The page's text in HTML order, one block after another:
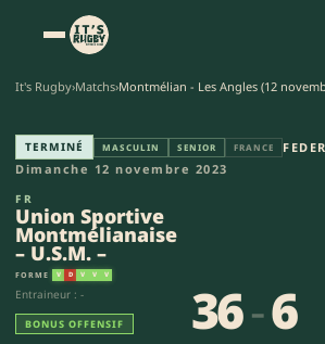
It's Rugby›Matchs›Montmélian - Les Angles (12
Union Sportive
TERMINÉ MASCULIN SENIOR FRANCE
Dimanche 12 novembre 2023
FR
Union Sportive
Montmélianaise
– U.S.M. –
FORME V D V V V
Entraineur : -
BONUS OFFENSIF 36-6